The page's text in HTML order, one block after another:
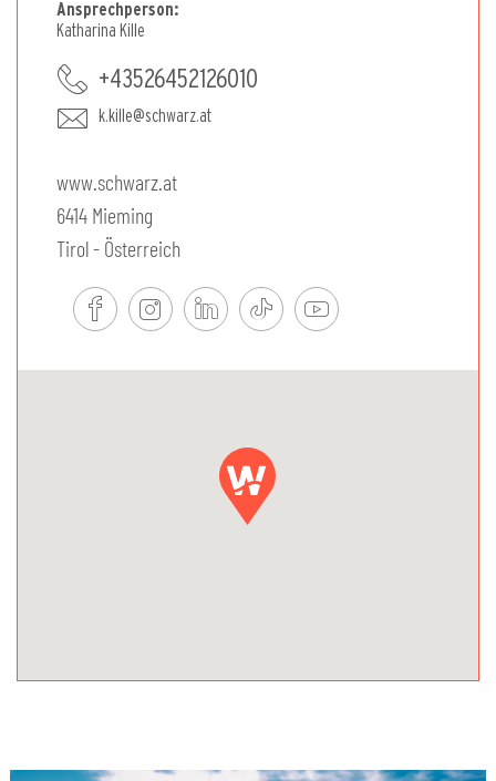
Ansprechperson:
Katharina Kille
+43526452126010
k.kille@schwarz.at
www.schwarz.at
6414 Mieming
Tirol - Österreich